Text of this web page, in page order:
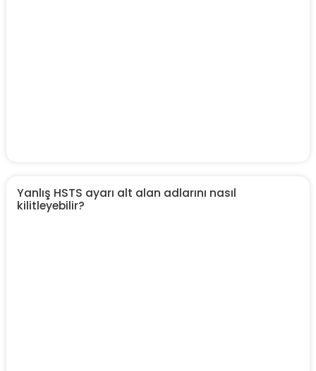
Yanlış HSTS ayarı alt alan adlarını nasıl
kilitleyebilir?